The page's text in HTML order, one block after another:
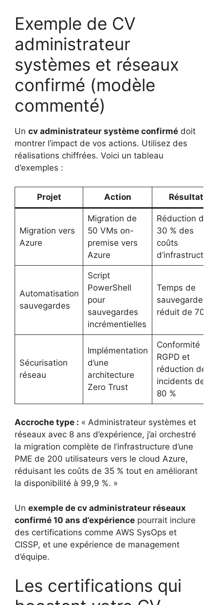
Exemple de CV
administrateur
systèmes et réseaux
confirmé (modèle
commenté)
Un cv administrateur système confirmé doit
montrer l’impact de vos actions. Utilisez des
réalisations chiffrées. Voici un tableau
d’exemples :
Projet Action Résultat
Migration vers
Azure
Migration de
50 VMs on-
premise vers
Azure
Réduction de
30 % des
coûts
d’infrastructure
Automatisation
sauvegardes
Script
PowerShell
pour
sauvegardes
incrémentielles
Temps de
sauvegarde
réduit de 70 %
Sécurisation
réseau
Implémentation
d’une
architecture
Zero Trust
Conformité
RGPD et
réduction des
incidents de
80 %
Accroche type : « Administrateur systèmes et
réseaux avec 8 ans d’expérience, j’ai orchestré
la migration complète de l’infrastructure d’une
PME de 200 utilisateurs vers le cloud Azure,
réduisant les coûts de 35 % tout en améliorant
la disponibilité à 99,9 %. »
Un exemple de cv administrateur réseaux
confirmé 10 ans d’expérience pourrait inclure
des certifications comme AWS SysOps et
CISSP, et une expérience de management
d’équipe.
Les certifications qui